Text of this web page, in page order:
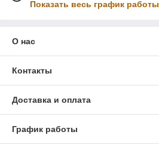
Показать весь график работы
О нас
Контакты
Доставка и оплата
График работы